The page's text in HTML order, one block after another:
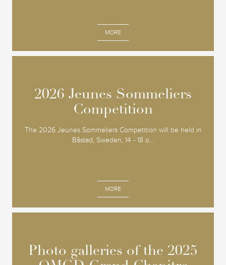
MORE
2026 Jeunes Sommeliers
Competition
The 2026 Jeunes Sommeliers Competition will be held in
Båstad, Sweden, 14 - 18 o...
MORE
2026 Jeunes Sommeliers
Competition
Photo galleries of the 2025
Photo galleries of the 2025